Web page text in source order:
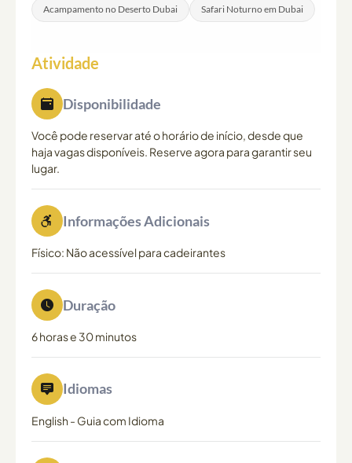
Acampamento no Deserto Dubai Safari Noturno em Dubai
Atividade
Disponibilidade
Você pode reservar até o horário de início, desde que
haja vagas disponíveis. Reserve agora para garantir seu
lugar.
Informações Adicionais
Físico: Não acessível para cadeirantes
Duração
6 horas e 30 minutos
Idiomas
English - Guia com Idioma